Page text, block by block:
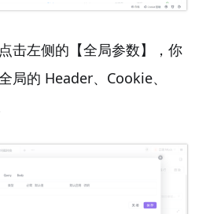
击左侧的【全局参数】，你
局的 Header、Cookie、